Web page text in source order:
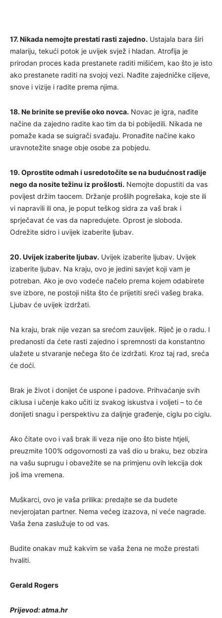
17. Nikada nemojte prestati rasti zajedno. Ustajala bara širi
malariju, tekući potok je uvijek svjež i hladan. Atrofija je
prirodan proces kada prestanete raditi mišićem, kao što je isto
ako prestanete raditi na svojoj vezi. Nađite zajedničke ciljeve,
snove i vizije i radite prema njima.
18. Ne brinite se previše oko novca. Novac je igra, nađite
načine da zajedno radite kao tim da bi pobijedili. Nikada ne
pomaže kada se suigrači svađaju. Pronađite načine kako
uravnotežite snage obje osobe za pobjedu.
19. Oprostite odmah i usredotočite se na budućnost radije
nego da nosite težinu iz prošlosti. Nemojte dopustiti da vas
povijest držim taocem. Držanje prošlih pogrešaka, koje ste ili
vi napravili ili ona, je poput teškog sidra za vaš brak i
sprječavat će vas da napredujete. Oprost je sloboda.
Odrežite sidro i uvijek izaberite ljubav.
20. Uvijek izaberite ljubav. Uvijek izaberite ljubav. Uvijek
izaberite ljubav. Na kraju, ovo je jedini savjet koji vam je
potreban. Ako je ovo vodeće načelo prema kojem odabirete
sve izbore, ne postoji ništa što će prijetiti sreći vašeg braka.
Ljubav će uvijek izdržati.
Na kraju, brak nije vezan sa srećom zauvijek. Riječ je o radu. I
predanosti da ćete rasti zajedno i spremnosti da konstantno
ulažete u stvaranje nečega što će izdržati. Kroz taj rad, sreća
će doći.
Brak je život i donijet će uspone i padove. Prihvaćanje svih
ciklusa i učenje kako učiti iz svakog iskustva i voljeti – to će
donijeti snagu i perspektivu za daljnje građenje, ciglu po ciglu.
Ako čitate ovo i vaš brak ili veza nije ono što biste htjeli,
preuzmite 100% odgovornosti za vaš dio u braku, bez obzira
na vašu suprugu i obavežite se na primjenu ovih lekcija dok
još ima vremena.
Muškarci, ovo je vaša prilika: predajte se da budete
nevjerojatan partner. Nema većeg izazova, ni veće nagrade.
Vaša žena zaslužuje to od vas.
Budite onakav muž kakvim se vaša žena ne može prestati
hvaliti.
Gerald Rogers
Prijevod: atma.hr